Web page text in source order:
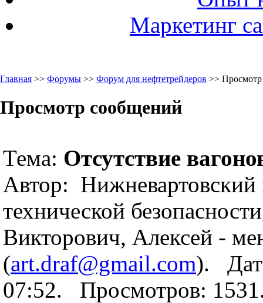
Маркетинг
Главная >> Форумы >> Форум для нефтетрейдеров >>
Просмотр сообщений
Тема: Отсутствие
Автор: Нижневартовский
технической
Викторович, Алексей -
(art.draf@gmail.com).
07:52. Просмотров: